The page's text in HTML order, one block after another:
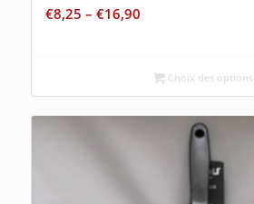
€8,25 – €16,90
Choix des options